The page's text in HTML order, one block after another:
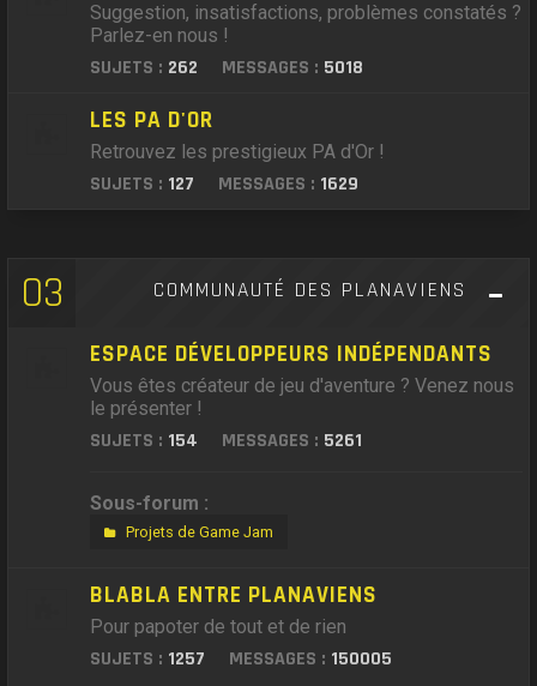
Suggestion, insatisfactions, problèmes constatés ?
Parlez-en nous !
SUJETS : 262 MESSAGES : 5018
LES PA D'OR
Retrouvez les prestigieux PA d'Or !
SUJETS : 127 MESSAGES : 1629
03 COMMUNAUTÉ DES PLANAVIENS
ESPACE DÉVELOPPEURS INDÉPENDANTS
Vous êtes créateur de jeu d'aventure ? Venez nous
le présenter !
SUJETS : 154 MESSAGES : 5261
Sous-forum :
Projets de Game Jam
BLABLA ENTRE PLANAVIENS
Pour papoter de tout et de rien
SUJETS : 1257 MESSAGES : 150005